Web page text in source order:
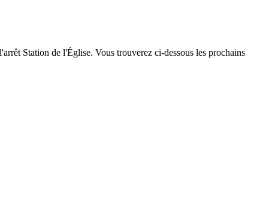
Station de l'Église. Vous trouverez ci-dessous les prochains